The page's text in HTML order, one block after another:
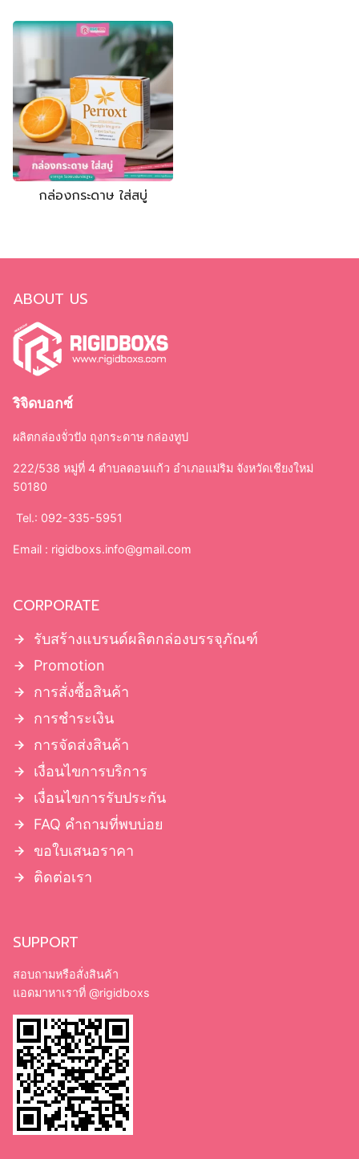
กล่องกระดาษ ใส่สบู่
ABOUT US
ริจิดบอกซ์
ผลิตกล่องจั่วปัง ถุงกระดาษ กล่องทูป
222/538 หมู่ที่ 4 ตำบลดอนแก้ว อำเภอแม่ริม จังหวัดเชียงใหม่
50180
Tel.: 092-335-5951
Email : rigidboxs.info@gmail.com
CORPORATE
รับสร้างแบรนด์ผลิตกล่องบรรจุภัณฑ์
Promotion
การสั่งซื้อสินค้า
การชำระเงิน
การจัดส่งสินค้า
เงื่อนไขการบริการ
เงื่อนไขการรับประกัน
FAQ คำถามที่พบบ่อย
ขอใบเสนอราคา
ติดต่อเรา
SUPPORT
สอบถามหรือสั่งสินค้า
แอดมาหาเราที่ @rigidboxs